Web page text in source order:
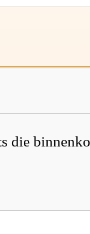
die